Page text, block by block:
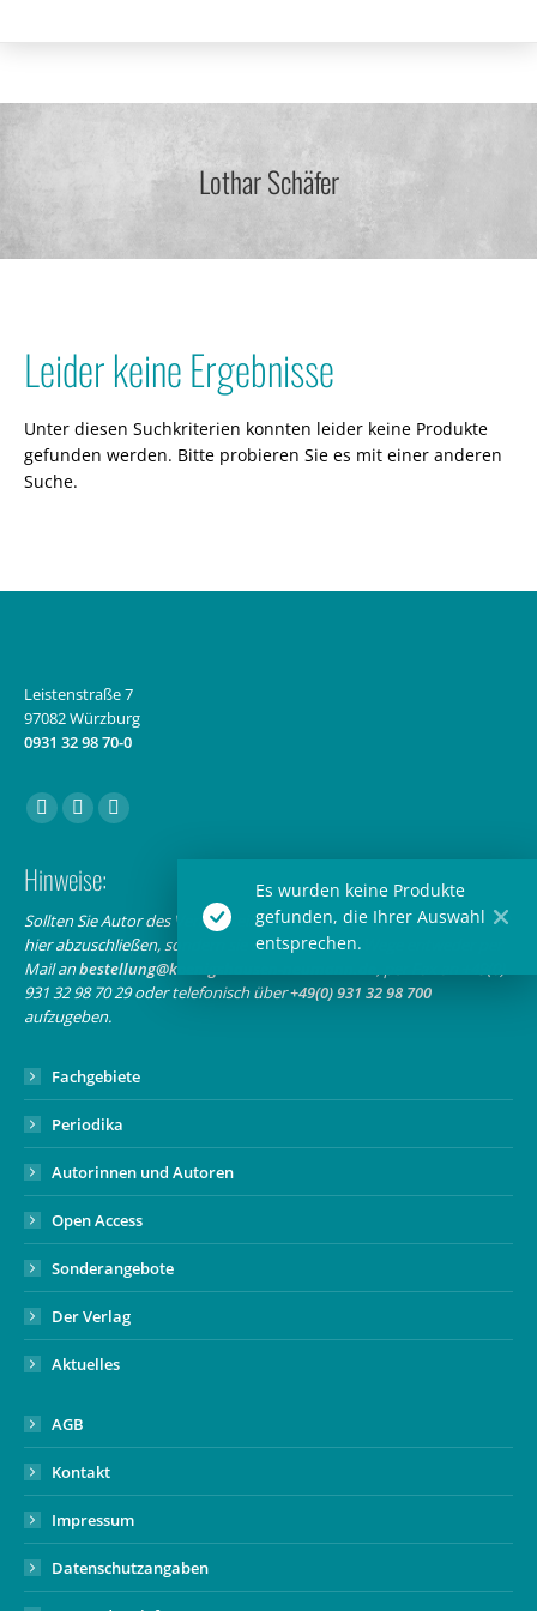
Lothar Schäfer
Leider keine Ergebnisse
Unter diesen Suchkriterien konnten leider keine Produkte
gefunden werden. Bitte probieren Sie es mit einer anderen
Suche.
Es wurden keine Produkte
gefunden, die Ihrer Auswahl
entsprechen.
Leistenstraße 7
97082 Würzburg
0931 32 98 70-0
Finden Sie uns auf:
Facebook
opens
in
new
window
Instagram
opens
in
new
window
E-
opens
in
new
Hinweise:
Sollten Sie Autor des Verlags sein, bitten wir Sie, Ihre Bestellung nicht
hier abzuschließen, sondern sie auf bekanntem Wege entweder per
Mail anbestellung@koenigshausen-neumann.de
931 32 98 70 29 oder telefonisch über+49(0) 931 32 98 700
aufzugeben.
Fachgebiete
Periodika
Autorinnen und Autoren
Open Access
Sonderangebote
Der Verlag
Aktuelles
AGB
Kontakt
Impressum
Datenschutzangaben